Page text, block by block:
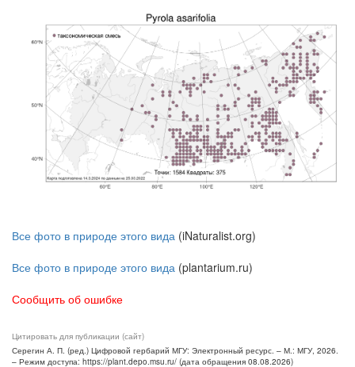
Все фото в природе этого вида (iNaturalist.org)
Все фото в природе этого вида (plantarium.ru)
Сообщить об ошибке
Цитировать для публикации (сайт)
Серегин А. П. (ред.) Цифровой гербарий МГУ: Электронный ресурс. – М.: МГУ, 2026.
– Режим доступа: https://plant.depo.msu.ru/ (дата обращения 08.08.2026)